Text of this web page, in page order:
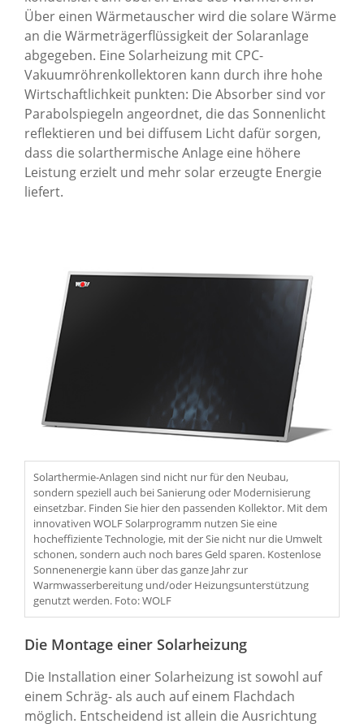
Über einen Wärmetauscher wird die solare Wärme
an die Wärmeträgerflüssigkeit der Solaranlage
abgegeben. Eine Solarheizung mit CPC-
Vakuumröhrenkollektoren kann durch ihre hohe
Wirtschaftlichkeit punkten: Die Absorber sind vor
Parabolspiegeln angeordnet, die das Sonnenlicht
reflektieren und bei diffusem Licht dafür sorgen,
dass die solarthermische Anlage eine höhere
Leistung erzielt und mehr solar erzeugte Energie
liefert.
Solarthermie-Anlagen sind nicht nur für den Neubau,
sondern speziell auch bei Sanierung oder Modernisierung
einsetzbar. Finden Sie hier den passenden Kollektor. Mit dem
innovativen WOLF Solarprogramm nutzen Sie eine
hocheffiziente Technologie, mit der Sie nicht nur die Umwelt
schonen, sondern auch noch bares Geld sparen. Kostenlose
Sonnenenergie kann über das ganze Jahr zur
Warmwasserbereitung und/oder Heizungsunterstützung
genutzt werden. Foto: WOLF
Die Montage einer Solarheizung
Die Installation einer Solarheizung ist sowohl auf
einem Schräg- als auch auf einem Flachdach
möglich. Entscheidend ist allein die Ausrichtung